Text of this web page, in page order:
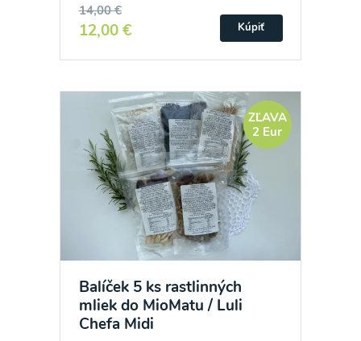
14,00 €
12,00 € Kúpiť
ZĽAVA
2 Eur
Balíček 5 ks rastlinných
mliek do MioMatu / Luli
Chefa Midi